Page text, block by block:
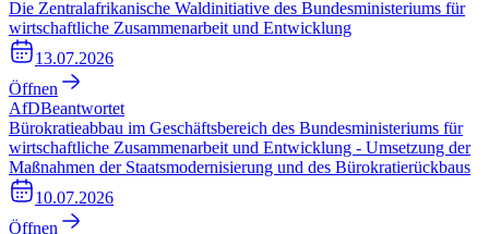
Die Zentralafrikanische Waldinitiative des Bundesministeriums für
wirtschaftliche Zusammenarbeit und Entwicklung
13.07.2026
Öffnen
AfDBeantwortet
Bürokratieabbau im Geschäftsbereich des Bundesministeriums für
wirtschaftliche Zusammenarbeit und Entwicklung - Umsetzung der
Maßnahmen der Staatsmodernisierung und des Bürokratierückbaus
10.07.2026
Öffnen